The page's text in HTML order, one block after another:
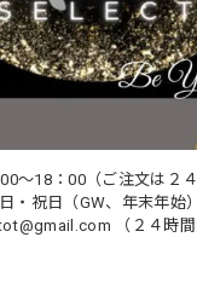
〜18：00（ご注文は２４
・祝日（GW、年末年始）
（２４時